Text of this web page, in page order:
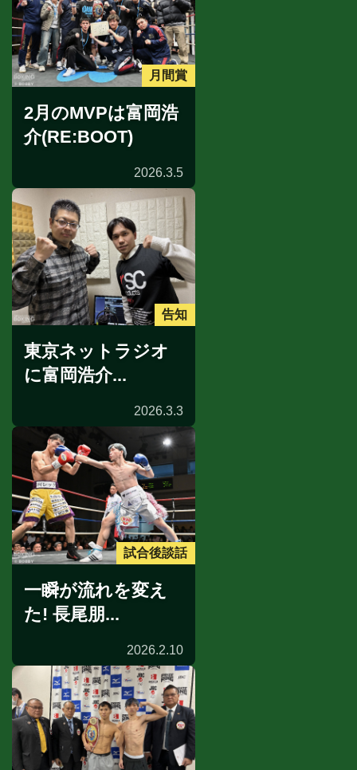
月間賞
2月のMVPは富岡浩
介(RE:BOOT)
2026.3.5
告知
東京ネットラジオ
に富岡浩介...
2026.3.3
試合後談話
一瞬が流れを変え
た! 長尾朋...
2026.2.10